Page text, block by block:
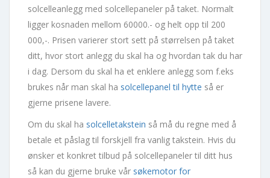
solcelleanlegg med solcellepaneler på taket. Normalt
ligger kosnaden mellom 60000.- og helt opp til 200
000,-. Prisen varierer stort sett på størrelsen på taket
ditt, hvor stort anlegg du skal ha og hvordan tak du har
i dag. Dersom du skal ha et enklere anlegg som f.eks
brukes når man skal ha solcellepanel til hytte så er
gjerne prisene lavere.
Om du skal ha solcelletakstein så må du regne med å
betale et påslag til forskjell fra vanlig takstein. Hvis du
ønsker et konkret tilbud på solcellepaneler til ditt hus
så kan du gjerne bruke vår søkemotor for